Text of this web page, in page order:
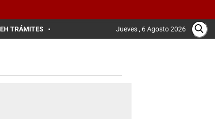
EH TRÁMITES Jueves , 6 Agosto 2026